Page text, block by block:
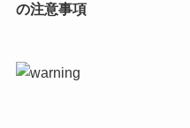
の注意事項